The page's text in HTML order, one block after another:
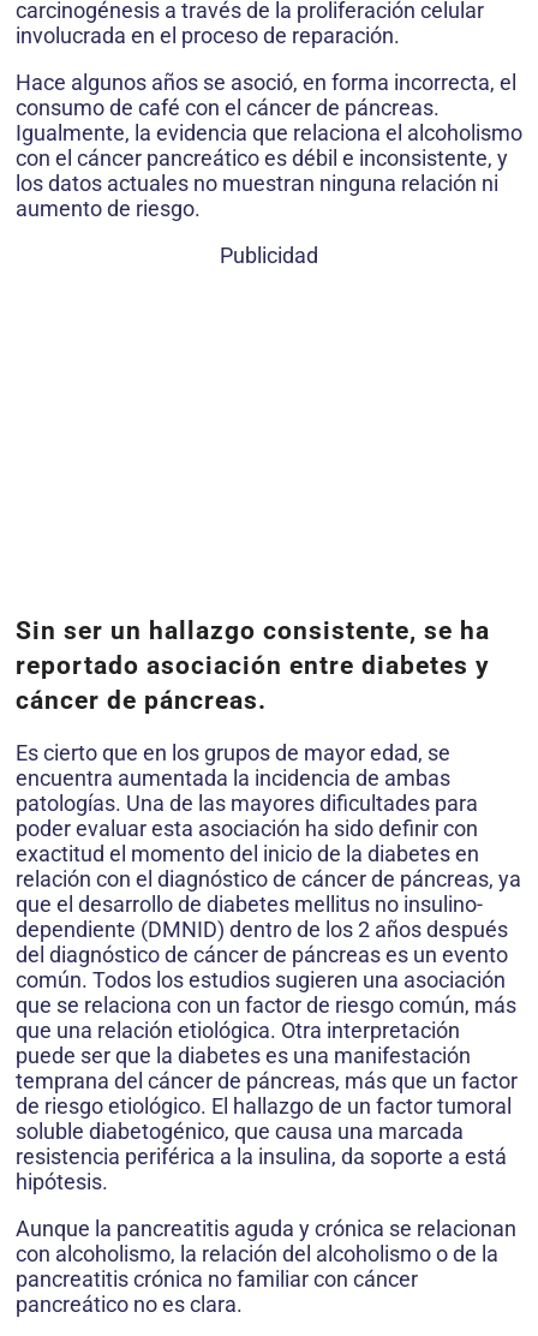
carcinogénesis a través de la proliferación celular
involucrada en el proceso de reparación.
Hace algunos años se asoció, en forma incorrecta, el
consumo de café con el cáncer de páncreas.
Igualmente, la evidencia que relaciona el alcoholismo
con el cáncer pancreático es débil e inconsistente, y
los datos actuales no muestran ninguna relación ni
aumento de riesgo.
Publicidad
Sin ser un hallazgo consistente, se ha
reportado asociación entre diabetes y
cáncer de páncreas.
Es cierto que en los grupos de mayor edad, se
encuentra aumentada la incidencia de ambas
patologías. Una de las mayores dificultades para
poder evaluar esta asociación ha sido definir con
exactitud el momento del inicio de la diabetes en
relación con el diagnóstico de cáncer de páncreas, ya
que el desarrollo de diabetes mellitus no insulino-
dependiente (DMNID) dentro de los 2 años después
del diagnóstico de cáncer de páncreas es un evento
común. Todos los estudios sugieren una asociación
que se relaciona con un factor de riesgo común, más
que una relación etiológica. Otra interpretación
puede ser que la diabetes es una manifestación
temprana del cáncer de páncreas, más que un factor
de riesgo etiológico. El hallazgo de un factor tumoral
soluble diabetogénico, que causa una marcada
resistencia periférica a la insulina, da soporte a está
hipótesis.
Aunque la pancreatitis aguda y crónica se relacionan
con alcoholismo, la relación del alcoholismo o de la
pancreatitis crónica no familiar con cáncer
pancreático no es clara.